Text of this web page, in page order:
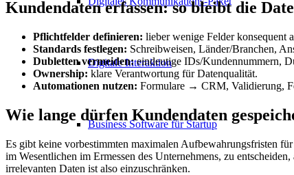
Digitale Interaktion
Business Software für Startup
Kundendaten erfassen: so bleibt die
Pflichtfelder definieren: lieber wenige Felder konsequent
Standards festlegen: Schreibweisen, Länder/Branchen,
Dubletten vermeiden:eindeutige IDs/Kundennummern,
Ownership: klare Verantwortung für Datenqualität.
Automationen nutzen: Formulare → CRM, Validierung,
Wie lange dürfen Kundendaten
Es gibt keine vorbestimmten maximalen Aufbewahrungsfristen
im Wesentlichen im Ermessen des Unternehmens, zu
irrelevanten Daten ist also einzuschränken.